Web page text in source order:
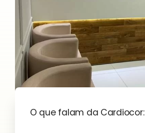
O que falam da Cardiocor: